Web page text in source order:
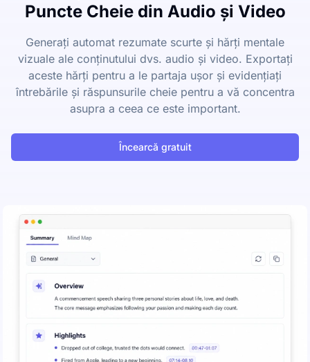
Puncte Cheie din Audio și Video
Generați automat rezumate scurte și hărți mentale
vizuale ale conținutului dvs. audio și video. Exportați
aceste hărți pentru a le partaja ușor și evidențiați
întrebările și răspunsurile cheie pentru a vă concentra
asupra a ceea ce este important.
Încearcă gratuit